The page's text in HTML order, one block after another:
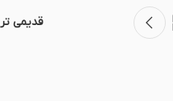
قدیمی تر